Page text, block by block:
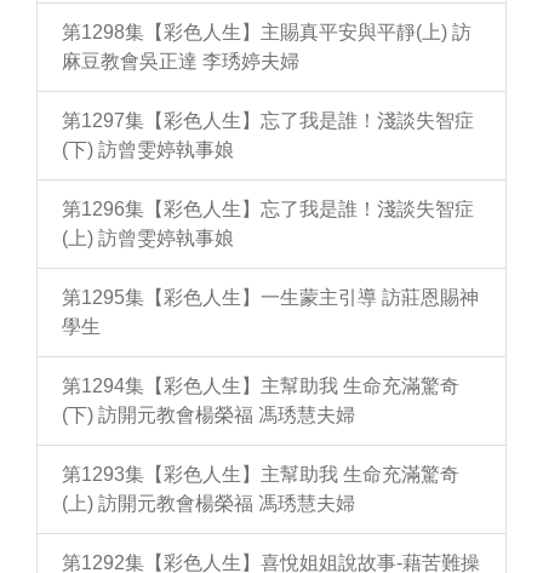
第1298集【彩色人生】主賜真平安與平靜(上) 訪
麻豆教會吳正達 李琇婷夫婦
第1297集【彩色人生】忘了我是誰！淺談失智症
(下) 訪曾雯婷執事娘
第1296集【彩色人生】忘了我是誰！淺談失智症
(上) 訪曾雯婷執事娘
第1295集【彩色人生】一生蒙主引導 訪莊恩賜神
學生
第1294集【彩色人生】主幫助我 生命充滿驚奇
(下) 訪開元教會楊榮福 馮琇慧夫婦
第1293集【彩色人生】主幫助我 生命充滿驚奇
(上) 訪開元教會楊榮福 馮琇慧夫婦
第1292集【彩色人生】喜悅姐姐說故事-藉苦難操